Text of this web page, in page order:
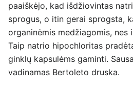
paaiškėjo, kad išdžiovintas
sprogus, o itin gerai sprogsta,
organinėmis medžiagomis, nes
Taip natrio hipochloritas
ginklų kapsulėms gaminti.
vadinamas Bertoleto druska.